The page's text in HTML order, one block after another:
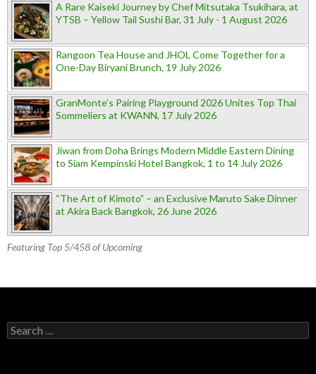
A Rare Kaiseki Journey by Chef Mitsutaka Tsukihara, at
YTSB – Yellow Tail Sushi Bar, 31 July - 1 August 2026
Rangoon Tea House and JHOL Come Together for a
One-Day Biryani Brunch, 19 July 2026
GranMonte’s Pairing Playground 2026 Unites Top Thai
Sommeliers at KWANN, 17 July 2026
Jiwan from Doha Brings Modern Middle Eastern Dining
to Siam Kempinski Hotel Bangkok, 1 to 14 July 2026
“The Art of Kimoto” – an Exclusive Maruto Sake Dinner
at Akira Back Bangkok, 26 June 2026
Featuring Top 5/458 of Upcoming
Search for: